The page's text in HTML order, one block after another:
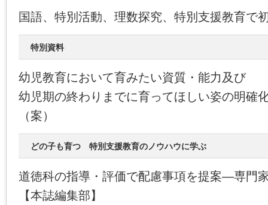
国語、特別活動、理数探究、特別支援教育で
特別資料
幼児教育において育みたい資質・能力及び
幼児期の終わりまでに育ってほしい姿の明確
（案）
どの子も育つ 特別支援教育のノウハウに学ぶ
道徳科の指導・評価で配慮事項を提案―専門
【本誌編集部】